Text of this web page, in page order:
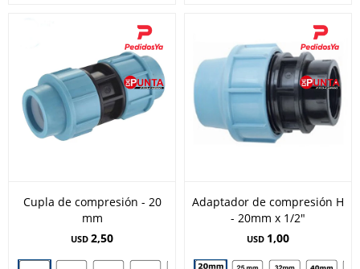
Cupla de compresión - 20
mm
USD 2,50
Adaptador de compresión H
- 20mm x 1/2"
USD 1,00